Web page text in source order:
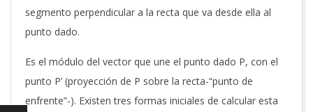
segmento perpendicular a la recta que va desde ella al
punto dado.
Es el módulo del vector que une el punto dado P, con el
punto P’ (proyección de P sobre la recta-“punto de
enfrente”-). Existen tres formas iniciales de calcular esta